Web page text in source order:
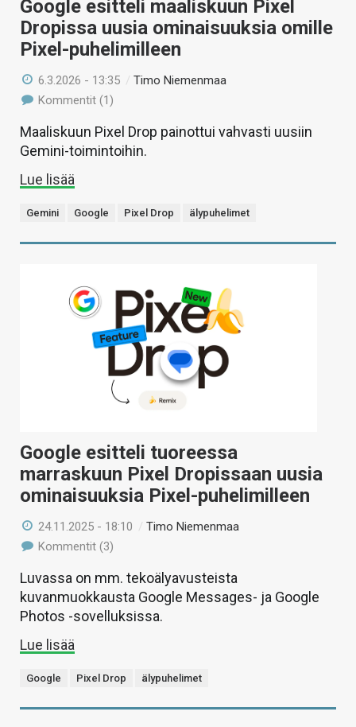
Google esitteli maaliskuun Pixel
Dropissa uusia ominaisuuksia omille
Pixel-puhelimilleen
6.3.2026 - 13:35 /Timo Niemenmaa
Kommentit (1)
Maaliskuun Pixel Drop painottui vahvasti uusiin
Gemini-toimintoihin.
Lue lisää
Gemini Google Pixel Drop älypuhelimet
Google esitteli tuoreessa
marraskuun Pixel Dropissaan uusia
ominaisuuksia Pixel-puhelimilleen
24.11.2025 - 18:10 /Timo Niemenmaa
Kommentit (3)
Luvassa on mm. tekoälyavusteista
kuvanmuokkausta Google Messages- ja Google
Photos -sovelluksissa.
Lue lisää
Google Pixel Drop älypuhelimet